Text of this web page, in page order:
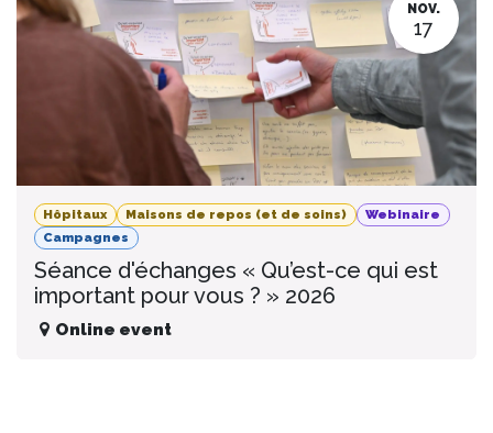
NOV.
17
Hôpitaux Maisons de repos (et de soins)
Webinaire
Campagnes
Séance d'échanges « Qu’est-ce qui est
important pour vous ? » 2026
Online event